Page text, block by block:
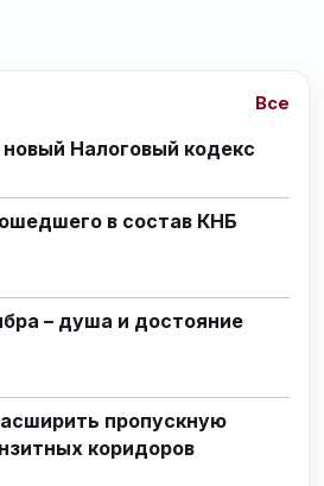
Все
Налоговый кодекс
в состав КНБ
– душа и достояние
пропускную
коридоров